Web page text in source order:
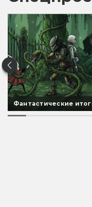
Фантастические